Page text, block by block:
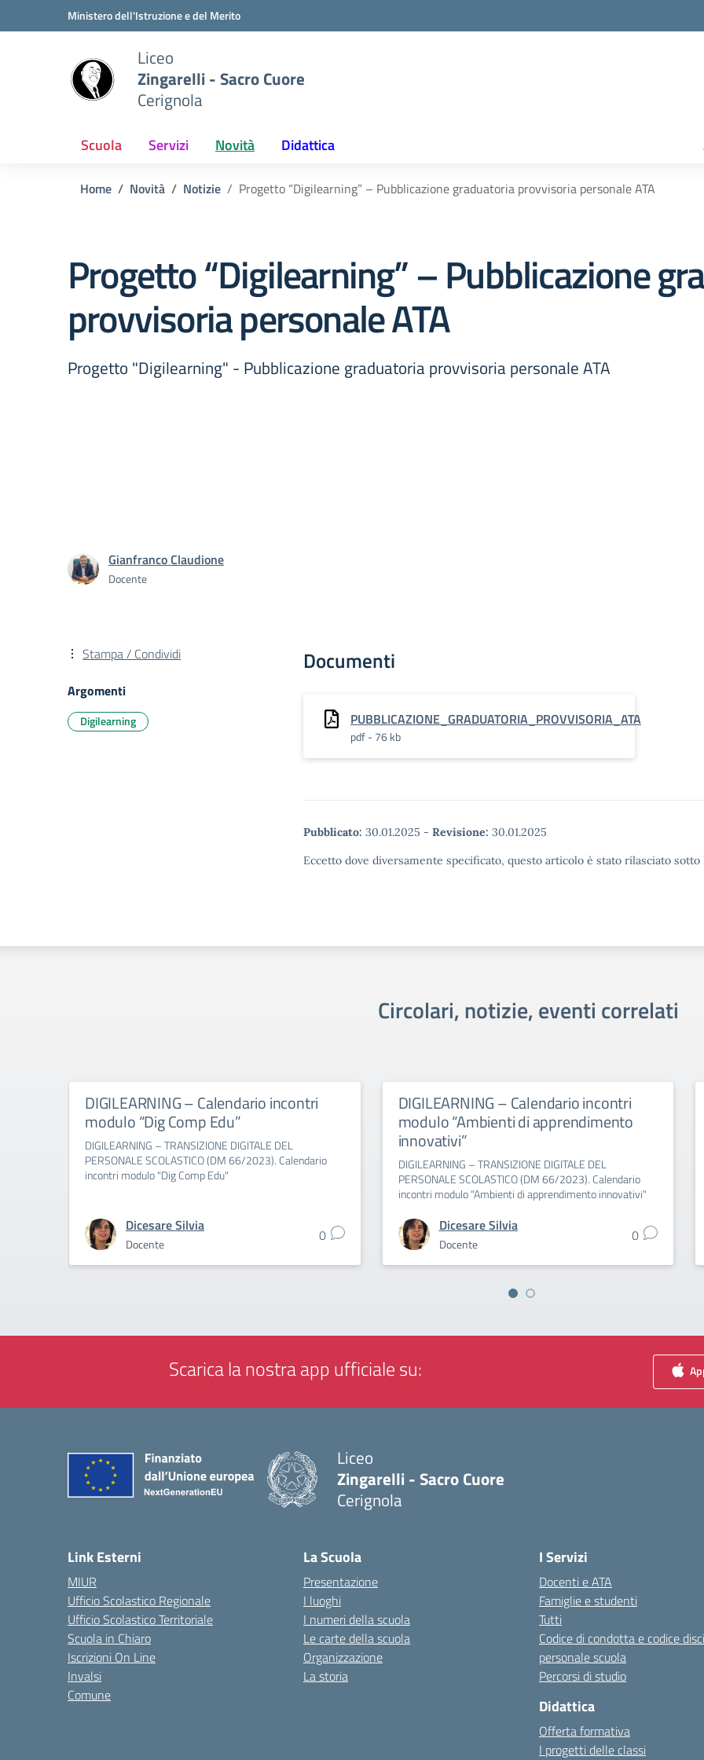
Vai ai contenuti
Vai al menu di navigazioneMinistero dell'Istruzione e del Merito
Liceo
Zingarelli - Sacro Cuore
Cerignola
Scuola Servizi Novità Didattica
Home Novità Notizie Progetto “Digilearning” – Pubblicazione graduatoria provvisoria personale ATA
Progetto “Digilearning” – Pubblicazione
provvisoria personale ATA
Progetto "Digilearning" - Pubblicazione graduatoria provvisoria personale ATA
Gianfranco Claudione
Docente
Documenti
PUBBLICAZIONE_GRADUATORIA_PROVVISORIA_ATA
pdf - 76 kb
Pubblicato: 30.01.2025 - Revisione: 30.01.2025
Eccetto dove diversamente specificato, questo articolo è stato rilasciato
Stampa / Condividi
Argomenti
Digilearning
Circolari, notizie, eventi correlati
DIGILEARNING – Calendario incontri
modulo “Dig Comp Edu”
DIGILEARNING – TRANSIZIONE DIGITALE DEL
PERSONALE SCOLASTICO (DM 66/2023). Calendario
incontri modulo "Dig Comp Edu"
Dicesare Silvia
Docente 0
DIGILEARNING – Calendario incontri
modulo “Ambienti di apprendimento
innovativi”
DIGILEARNING – TRANSIZIONE DIGITALE DEL
PERSONALE SCOLASTICO (DM 66/2023). Calendario
incontri modulo "Ambienti di apprendimento innovativi"
Dicesare Silvia
Docente 0
Scarica la nostra app ufficiale su:
Liceo
Zingarelli - Sacro Cuore
Cerignola
Link Esterni
MIUR
Ufficio Scolastico Regionale
Ufficio Scolastico Territoriale
Scuola in Chiaro
Iscrizioni On Line
Invalsi
Comune
La Scuola
Presentazione
I luoghi
I numeri della scuola
Le carte della scuola
Organizzazione
La storia
I Servizi
Docenti e ATA
Famiglie e studenti
Tutti
Codice di condotta e codice
personale scuola
Percorsi di studio
Didattica
Offerta formativa
I progetti delle classi